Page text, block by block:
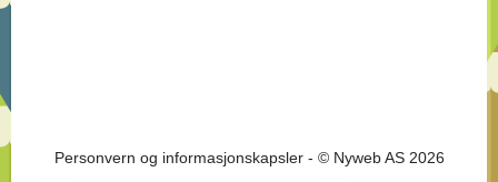
Personvern og informasjonskapsler- © Nyweb AS 2026